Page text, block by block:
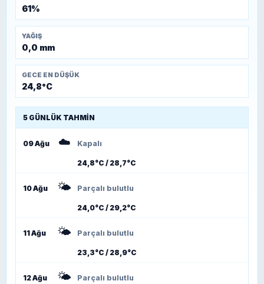
61%
YAĞIŞ
0,0 mm
GECE EN DÜŞÜK
24,8°C
5 GÜNLÜK TAHMIN
09 Ağu ☁️ Kapalı
24,8°C / 28,7°C
10 Ağu 🌤️ Parçalı bulutlu
24,0°C / 29,2°C
11 Ağu 🌤️ Parçalı bulutlu
23,3°C / 28,9°C
12 Ağu 🌤️ Parçalı bulutlu